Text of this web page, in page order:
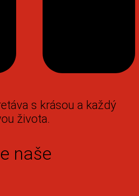
s krásou a každý
života.
naše